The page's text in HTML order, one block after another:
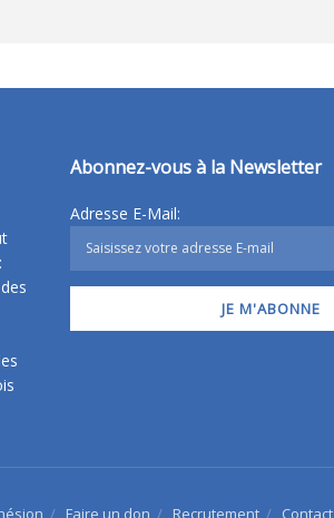
Abonnez-vous à la Newsletter
Adresse E-Mail:
Faire un don Recrutement Contact